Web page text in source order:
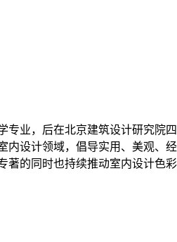
专业，后在北京建筑设计研究院
内设计领域，倡导实用、美观
的同时也持续推动室内设计色